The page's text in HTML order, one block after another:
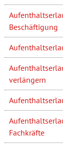
Beschäftigung
verlängern
Fachkräfte